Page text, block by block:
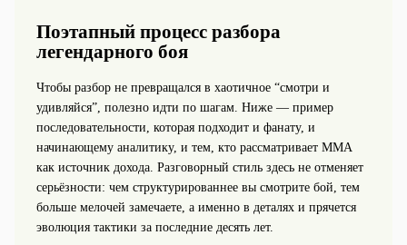
Поэтапный процесс разбора
легендарного боя
Чтобы разбор не превращался в хаотичное “смотри и
удивляйся”, полезно идти по шагам. Ниже — пример
последовательности, которая подходит и фанату, и
начинающему аналитику, и тем, кто рассматривает ММА
как источник дохода. Разговорный стиль здесь не отменяет
серьёзности: чем структурированнее вы смотрите бой, тем
больше мелочей замечаете, а именно в деталях и прячется
эволюция тактики за последние десять лет.